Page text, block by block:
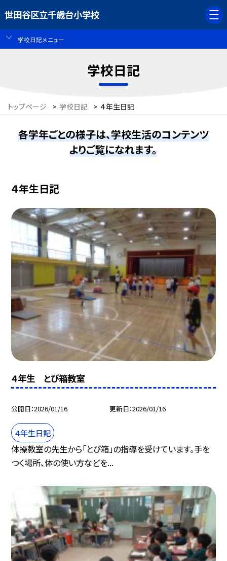
世田谷区立千歳台小学校
学校日記メニュー
学校日記
トップページ > 学校日記 > ４年生日記
各学年ごとの様子は、学校生活のコンテンツ
よりご覧になれます。
４年生日記
４年生 とび箱教室
公開日 2026/01/16 更新日 2026/01/16
４年生日記
体操教室の先生から「とび箱」の指導を受けています。手を
つく場所、体の使い方などを...